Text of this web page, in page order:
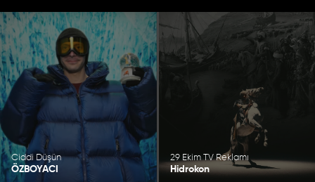
Ciddi Düşün
ÖZBOYACI
29 Ekim TV Reklamı
Hidrokon